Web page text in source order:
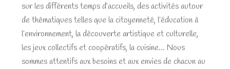
sur les différents temps d’accueils, des activités autour
de thématiques telles que la citoyenneté, l’éducation à
l’environnement, la découverte artistique et culturelle,
les jeux collectifs et coopératifs, la cuisine… Nous
sommes attentifs aux besoins et aux envies de chacun au